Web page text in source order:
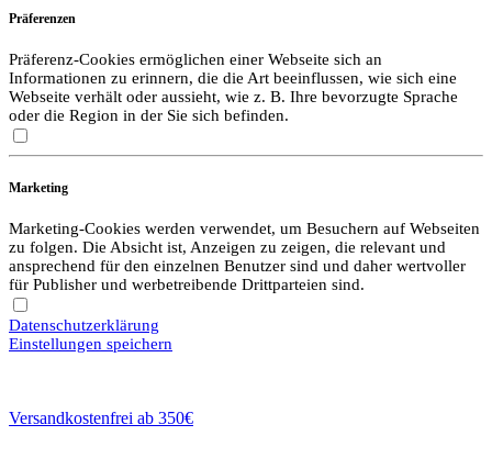
Präferenzen
Präferenz-Cookies ermöglichen einer Webseite sich an
Informationen zu erinnern, die die Art beeinflussen, wie sich eine
Webseite verhält oder aussieht, wie z. B. Ihre bevorzugte Sprache
oder die Region in der Sie sich befinden.
Marketing
Marketing-Cookies werden verwendet, um Besuchern auf Webseiten
zu folgen. Die Absicht ist, Anzeigen zu zeigen, die relevant und
ansprechend für den einzelnen Benutzer sind und daher wertvoller
für Publisher und werbetreibende Drittparteien sind.
Datenschutzerklärung
Einstellungen speichern
Versandkostenfrei ab 350€